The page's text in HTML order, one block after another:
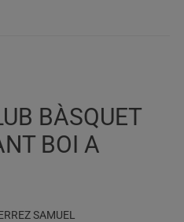
BÀSQUET
BOI A
SAMUEL